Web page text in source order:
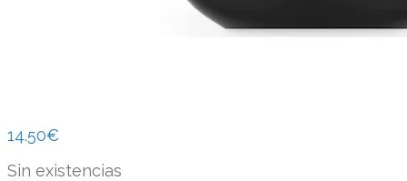
14.50€
Sin existencias